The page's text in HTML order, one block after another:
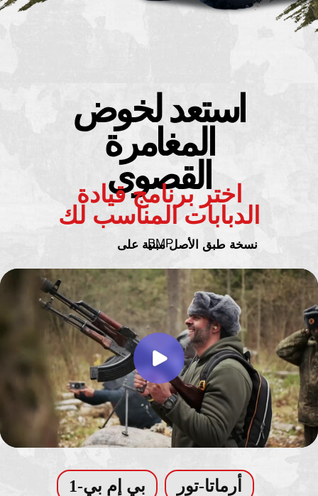
بي إم بي-1 أرماتا-تور